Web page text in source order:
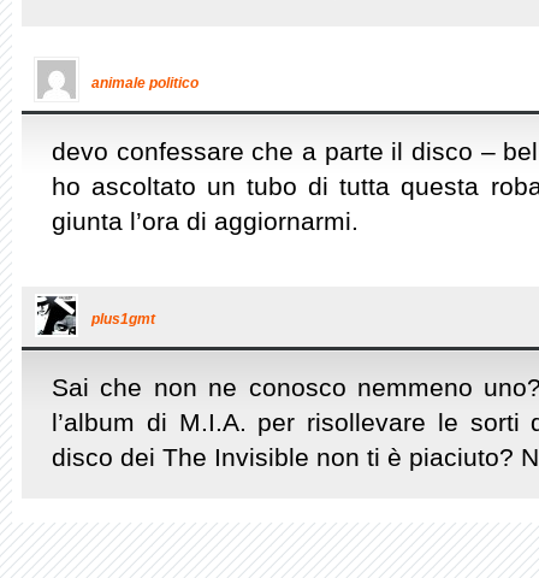
animale politico
devo confessare che a parte il disco –
ho ascoltato un tubo di tutta questa
giunta l’ora di aggiornarmi.
plus1gmt
Sai che non ne conosco nemmeno
l’album di M.I.A. per risollevare le
disco dei The Invisible non ti è piaciuto?